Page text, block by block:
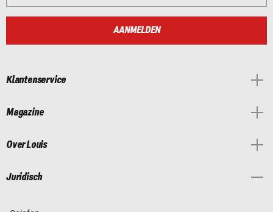
AANMELDEN
Klantenservice
Magazine
Over Louis
Juridisch